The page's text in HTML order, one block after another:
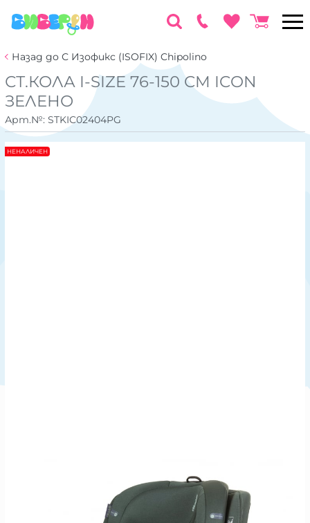
Назад до С Изофикс (ISOFIX) Chipolino
СТ.КОЛА I-SIZE 76-150 CM ICON
ЗЕЛЕНО
Арт.№: STKIC02404PG
НЕНАЛИЧЕН